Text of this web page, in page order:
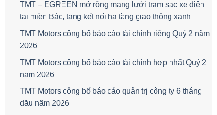
TMT – EGREEN mở rộng mạng lưới trạm sạc xe điện
tại miền Bắc, tăng kết nối hạ tầng giao thông xanh
TMT Motors công bố báo cáo tài chính riêng Quý 2 năm
2026
TMT Motors công bố báo cáo tài chính hợp nhất Quý 2
năm 2026
TMT Motors công bố báo cáo quản trị công ty 6 tháng
đầu năm 2026